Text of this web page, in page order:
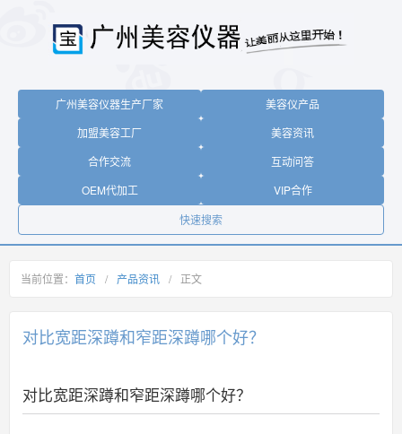
广州美容仪器生产厂家
美容仪产品
加盟美容工厂
美容资讯
合作交流
互动问答
OEM代加工
VIP合作
快速搜索
当前位置： 首页 / 产品资讯 / 正文
对比宽距深蹲和窄距深蹲哪个好？
对比宽距深蹲和窄距深蹲哪个好？